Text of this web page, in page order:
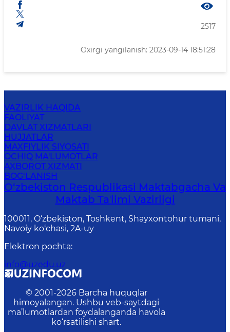
2517
Oxirgi yangilanish: 2023-09-14 18:51:28
VAZIRLIK HAQIDA
FAOLIYAT
DAVLAT XIZMATLARI
HUJJATLAR
MAXFIYLIK SIYOSATI
OCHIQ MA'LUMOTLAR
AXBOROT XIZMATI
BOG‘LANISH
O‘zbekiston Respublikasi Maktabgacha Va
Maktab Taʼlimi Vazirligi
100011, O‘zbekiston, Toshkent, Shayxontohur tumani,
Navoiy ko‘chasi, 2A-uy
Elektron pochta:
info@uzedu.uz
© 2001-2026 Barcha huquqlar
himoyalangan. Ushbu veb-saytdagi
ma’lumotlardan foydalanganda havola
ko‘rsatilishi shart.